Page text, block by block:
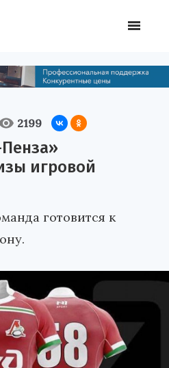
2199
игровой
готовится к